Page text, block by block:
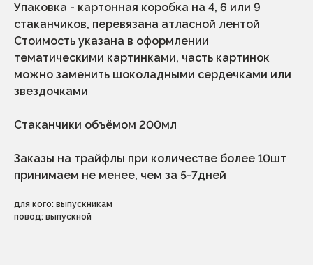
Упаковка - картонная коробка на 4, 6 или 9
стаканчиков, перевязана атласной лентой
Стоимость указана в оформлении
тематическими картинками, часть картинок
можно заменить шоколадными сердечками или
звездочками
Стаканчики объёмом 200мл
Заказы на трайфлы при количестве более 10шт
принимаем не менее, чем за 5-7дней
для кого: выпускникам
повод: выпускной
сотрудничества
dessertikoff@yandex.ru
политика конфиденциальности
ИП Сорокина Тамара Алексеевна
г.Санкт-Петербург
адрес производства и выдача заказовов:
санкт-петербург, ул.малая бухарестская
д.12, стр.1, пом.175н (во дворе)